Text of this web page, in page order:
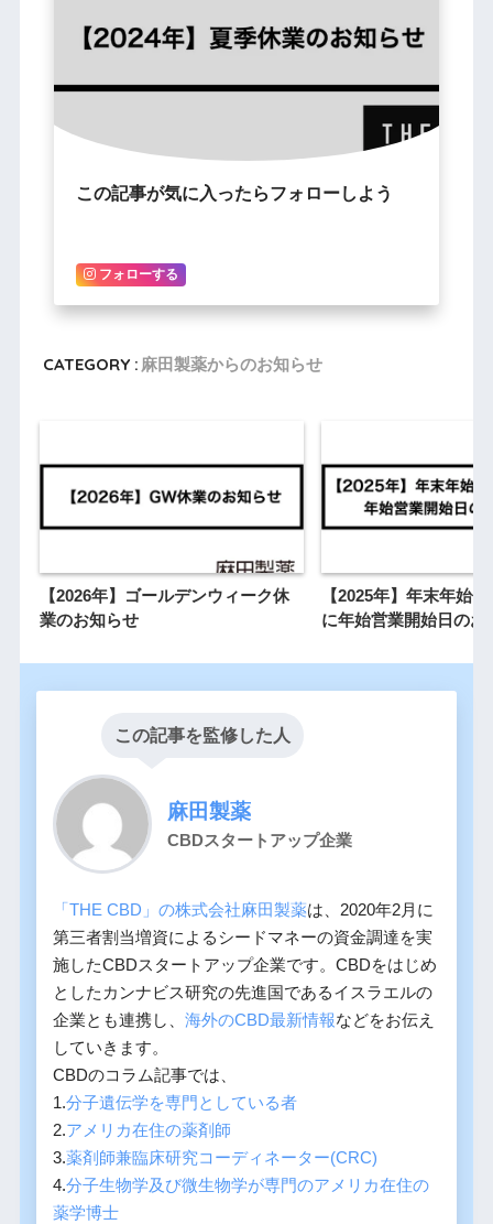
この記事が気に入ったらフォローしよう
フォローする
CATEGORY : 麻田製薬からのお知らせ
【2026年】ゴールデンウィーク休
業のお知らせ
【2025年】年末年始
に年始営業開始日のお
この記事を監修した人
麻田製薬
CBDスタートアップ企業
「THE CBD」の株式会社麻田製薬は、2020年2月に
第三者割当増資によるシードマネーの資金調達を実
施したCBDスタートアップ企業です。CBDをはじめ
としたカンナビス研究の先進国であるイスラエルの
企業とも連携し、 海外のCBD最新情報などをお伝え
していきます。
CBDのコラム記事では、
1.分子遺伝学を専門としている者
2.アメリカ在住の薬剤師
3.薬剤師兼臨床研究コーディネーター(CRC)
4.分子生物学及び微生物学が専門のアメリカ在住の
薬学博士